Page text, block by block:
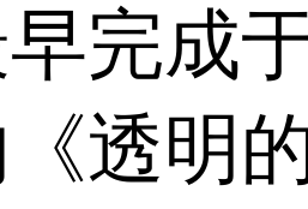
完成
透明